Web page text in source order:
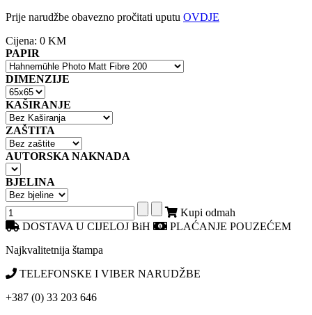
Prije narudžbe obavezno pročitati uputu OVDJE
Cijena: 0 KM
PAPIR
DIMENZIJE
KAŠIRANJE
ZAŠTITA
AUTORSKA NAKNADA
BJELINA
Kupi odmah
DOSTAVA U CIJELOJ BiH
PLAĆANJE POUZEĆEM
Najkvalitetnija štampa
TELEFONSKE I VIBER NARUDŽBE
+387 (0) 33 203 646